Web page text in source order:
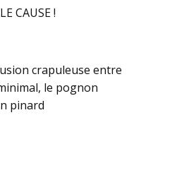
CAUSE !
crapuleuse entre
le pognon
pinard